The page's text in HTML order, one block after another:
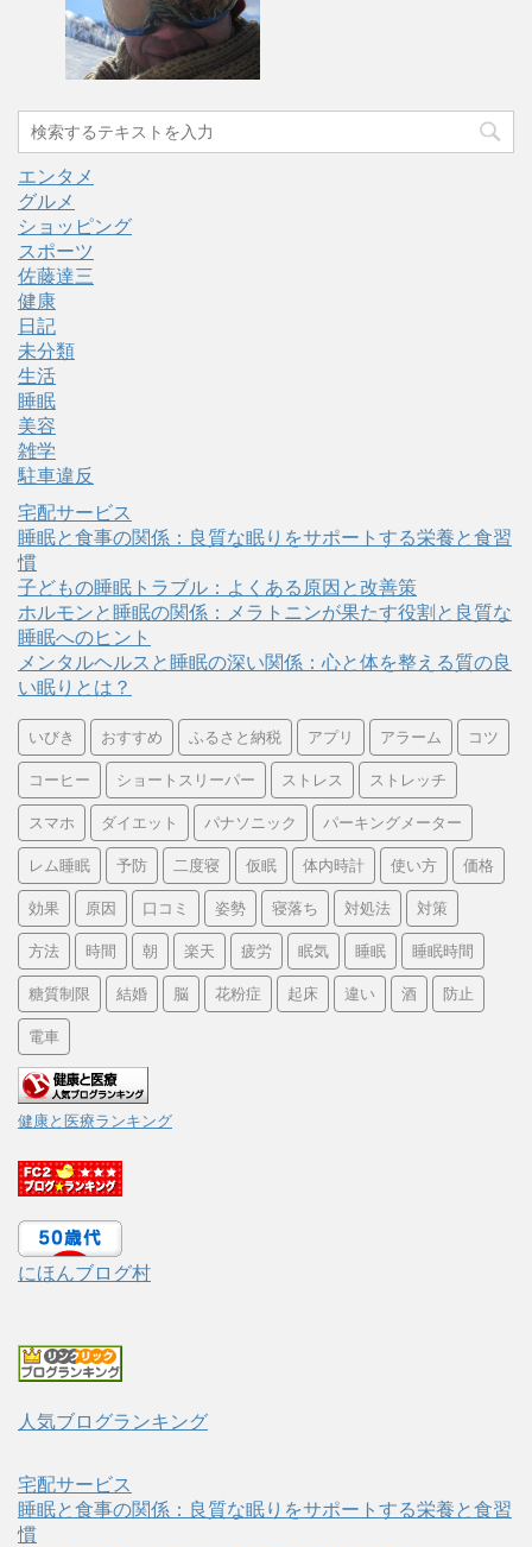
エンタメ
グルメ
ショッピング
スポーツ
佐藤達三
健康
日記
未分類
生活
睡眠
美容
雑学
駐車違反
宅配サービス
睡眠と食事の関係：良質な眠りをサポートする栄養と食習
慣
子どもの睡眠トラブル：よくある原因と改善策
ホルモンと睡眠の関係：メラトニンが果たす役割と良質な
睡眠へのヒント
メンタルヘルスと睡眠の深い関係：心と体を整える質の良
い眠りとは？
いびき おすすめ ふるさと納税 アプリ アラーム コツ
コーヒー ショートスリーパー ストレス ストレッチ
スマホ ダイエット パナソニック パーキングメーター
レム睡眠 予防 二度寝 仮眠 体内時計 使い方 価格
効果 原因 口コミ 姿勢 寝落ち 対処法 対策
方法 時間 朝 楽天 疲労 眠気 睡眠 睡眠時間
糖質制限 結婚 脳 花粉症 起床 違い 酒 防止
電車
健康と医療ランキング
にほんブログ村
人気ブログランキング
宅配サービス
睡眠と食事の関係：良質な眠りをサポートする栄養と食習
慣